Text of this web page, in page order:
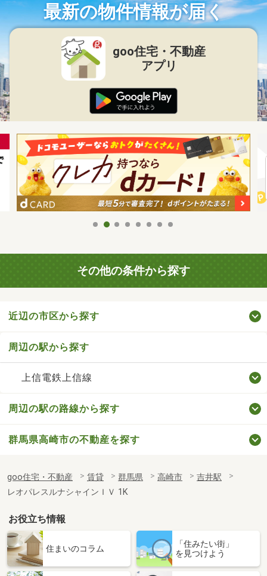
最新の物件情報が届く
goo住宅・不動産
アプリ
その他の条件から探す
近辺の市区から探す
周辺の駅から探す
上信電鉄上信線
周辺の駅の路線から探す
群馬県高崎市の不動産を探す
goo住宅・不動産 賃貸 群馬県 高崎市
吉井駅
レオパレスルナシャインＩＶ 1K
お役立ち情報
住まいのコラム
「住みたい街」
を見つけよう